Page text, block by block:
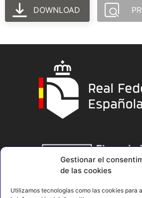
Gestionar el
de las cookies
Utilizamos tecnologías como las cookies para
DOWNLOAD